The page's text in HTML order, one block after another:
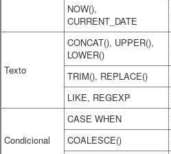
NOW(),
CURRENT_DATE
Texto
CONCAT(), UPPER(),
LOWER()
TRIM(), REPLACE()
LIKE, REGEXP
Condicional
CASE WHEN
COALESCE()